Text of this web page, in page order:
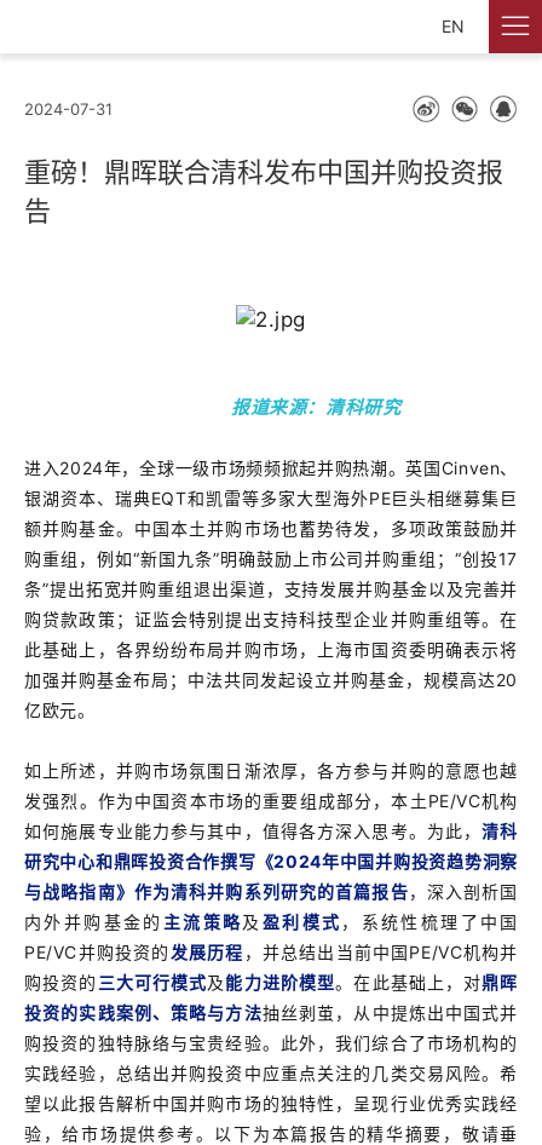
EN
2024-07-31
重磅！鼎晖联合清科发布中国并购投资报
告
报道来源：清科研究
进入2024年，全球一级市场频频掀起并购热潮。英国Cinven、
银湖资本、瑞典EQT和凯雷等多家大型海外PE巨头相继募集巨
额并购基金。中国本土并购市场也蓄势待发，多项政策鼓励并
购重组，例如“新国九条”明确鼓励上市公司并购重组；“创投17
条”提出拓宽并购重组退出渠道，支持发展并购基金以及完善并
购贷款政策；证监会特别提出支持科技型企业并购重组等。在
此基础上，各界纷纷布局并购市场，上海市国资委明确表示将
加强并购基金布局；中法共同发起设立并购基金，规模高达20
亿欧元。
如上所述，并购市场氛围日渐浓厚，各方参与并购的意愿也越
发强烈。作为中国资本市场的重要组成部分，本土PE/VC机构
如何施展专业能力参与其中，值得各方深入思考。为此，清科
研究中心和鼎晖投资合作撰写《2024年中国并购投资趋势洞察
与战略指南》作为清科并购系列研究的首篇报告，深入剖析国
内外并购基金的 主流策略及 盈利模式 ，系统性梳理了中国
PE/VC并购投资的 发展历程 ，并总结出当前中国PE/VC机构并
购投资的 三大可行模式及能力进阶模型。在此基础上，对鼎晖
投资的实践案例、策略与方法抽丝剥茧，从中提炼出中国式并
购投资的独特脉络与宝贵经验。此外，我们综合了市场机构的
实践经验，总结出并购投资中应重点关注的几类交易风险。希
望以此报告解析中国并购市场的独特性，呈现行业优秀实践经
验，给市场提供参考。以下为本篇报告的精华摘要，敬请垂